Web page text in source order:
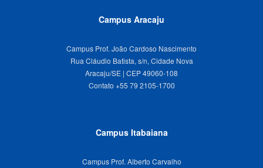
Campus Aracaju
Campus Prof. João Cardoso Nascimento
Rua Cláudio Batista, s/n, Cidade Nova
Aracaju/SE | CEP 49060-108
Campus Itabaiana
Campus Prof. Alberto Carvalho